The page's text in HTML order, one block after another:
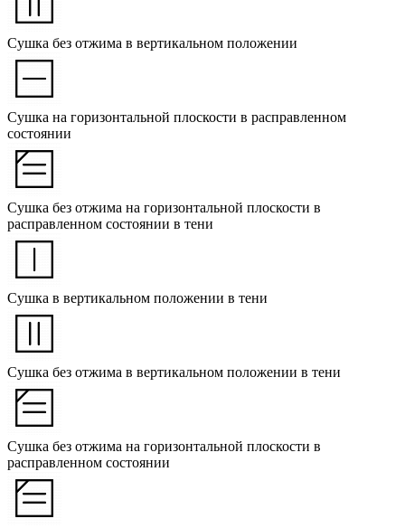
Сушка без отжима в вертикальном положении
Сушка на горизонтальной плоскости в расправленном
состоянии
Сушка без отжима на горизонтальной плоскости в
расправленном состоянии в тени
Сушка в вертикальном положении в тени
Сушка без отжима в вертикальном положении в тени
Сушка без отжима на горизонтальной плоскости в
расправленном состоянии